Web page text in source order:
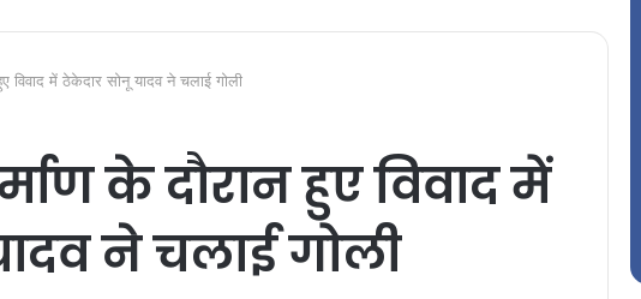
विवाद में ठेकेदार सोनू यादव ने चलाई गोली
के दौरान हुए विवाद में
ने चलाई गोली